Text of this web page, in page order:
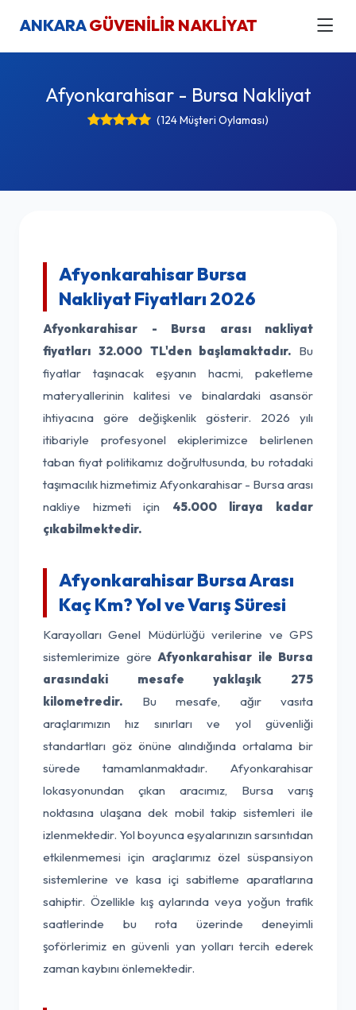
ANKARAGÜVENİLİR NAKLİYAT
Afyonkarahisar - Bursa Nakliyat
(124 Müşteri Oylaması)
Afyonkarahisar Bursa
Nakliyat Fiyatları 2026
Afyonkarahisar - Bursa arası nakliyat
fiyatları 32.000 TL'den başlamaktadır. Bu
fiyatlar taşınacak eşyanın hacmi, paketleme
materyallerinin kalitesi ve binalardaki asansör
ihtiyacına göre değişkenlik gösterir. 2026 yılı
itibariyle profesyonel ekiplerimizce belirlenen
taban fiyat politikamız doğrultusunda, bu rotadaki
taşımacılık hizmetimiz Afyonkarahisar - Bursa arası
nakliye hizmeti için 45.000 liraya kadar
çıkabilmektedir.
Afyonkarahisar Bursa Arası
Kaç Km? Yol ve Varış Süresi
Karayolları Genel Müdürlüğü verilerine ve GPS
sistemlerimize göre Afyonkarahisar ile Bursa
arasındaki mesafe yaklaşık 275
kilometredir. Bu mesafe, ağır vasıta
araçlarımızın hız sınırları ve yol güvenliği
standartları göz önüne alındığında ortalama bir
sürede tamamlanmaktadır. Afyonkarahisar
lokasyonundan çıkan aracımız, Bursa varış
noktasına ulaşana dek mobil takip sistemleri ile
izlenmektedir. Yol boyunca eşyalarınızın sarsıntıdan
etkilenmemesi için araçlarımız özel süspansiyon
sistemlerine ve kasa içi sabitleme aparatlarına
sahiptir. Özellikle kış aylarında veya yoğun trafik
saatlerinde bu rota üzerinde deneyimli
şoförlerimiz en güvenli yan yolları tercih ederek
zaman kaybını önlemektedir.